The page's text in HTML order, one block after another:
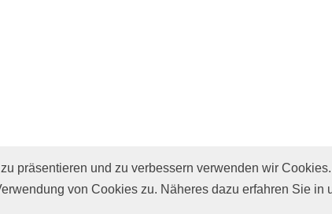
präsentieren und zu verbessern verwenden wir Cookies.
von Cookies zu. Näheres dazu erfahren Sie in
©
Datenschutz